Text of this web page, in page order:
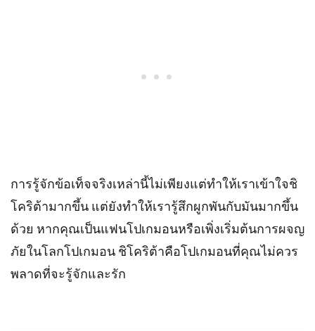
การรู้จักข้อเท็จจริงเหล่านี้ไม่เพียงแต่ทำให้เราเข้าใจชิ
โคริต้ามากขึ้น แต่ยังทำให้เรารู้สึกผูกพันกับมันมากขึ้น
ด้วย หากคุณเป็นแฟนโปเกมอนหรือเพิ่งเริ่มต้นการผจญ
ภัยในโลกโปเกมอน ชิโคริต้าคือโปเกมอนที่คุณไม่ควร
พลาดที่จะรู้จักและรัก